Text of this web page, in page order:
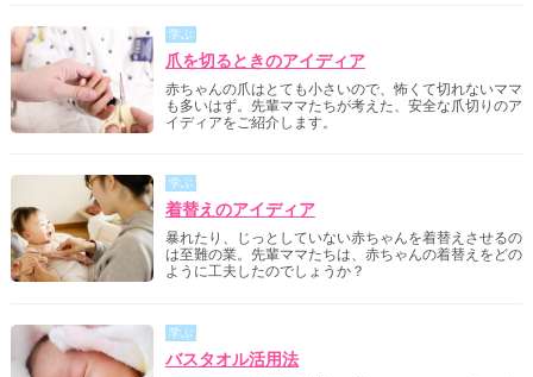
学ぶ
爪を切るときのアイディア
赤ちゃんの爪はとても小さいので、怖くて切れないママ
も多いはず。先輩ママたちが考えた、安全な爪切りのア
イディアをご紹介します。
学ぶ
着替えのアイディア
暴れたり、じっとしていない赤ちゃんを着替えさせるの
は至難の業。先輩ママたちは、赤ちゃんの着替えをどの
ように工夫したのでしょうか？
学ぶ
バスタオル活用法